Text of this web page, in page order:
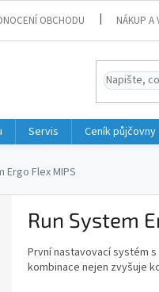
OBCHODU NÁKUP A
Servis Ceník půjčovny
Ergo Flex MIPS
Run System
První nastavovací systém
kombinace nejen zvyšuje